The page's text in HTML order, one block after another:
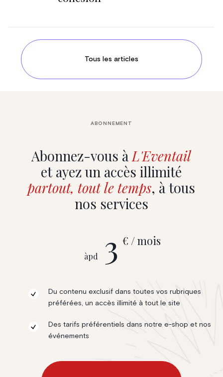
Tous les articles
Abonnez-vous àL'Eventail
et ayez un accès illimité
partout, tout le temps, à tous
nos services
ABONNEMENT
àpd 3 € / mois
Du contenu exclusif dans toutes vos rubriques
préférées, un accès illimité à tout le site
Des tarifs préférentiels dans notre e-shop et nos
événements